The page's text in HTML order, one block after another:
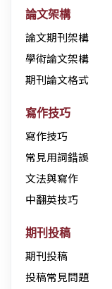
論文架構
論文期刊架構
學術論文架構
期刊論文格式
寫作技巧
寫作技巧
常見用詞錯誤
文法與寫作
中翻英技巧
期刊投稿
期刊投稿
投稿常見問題